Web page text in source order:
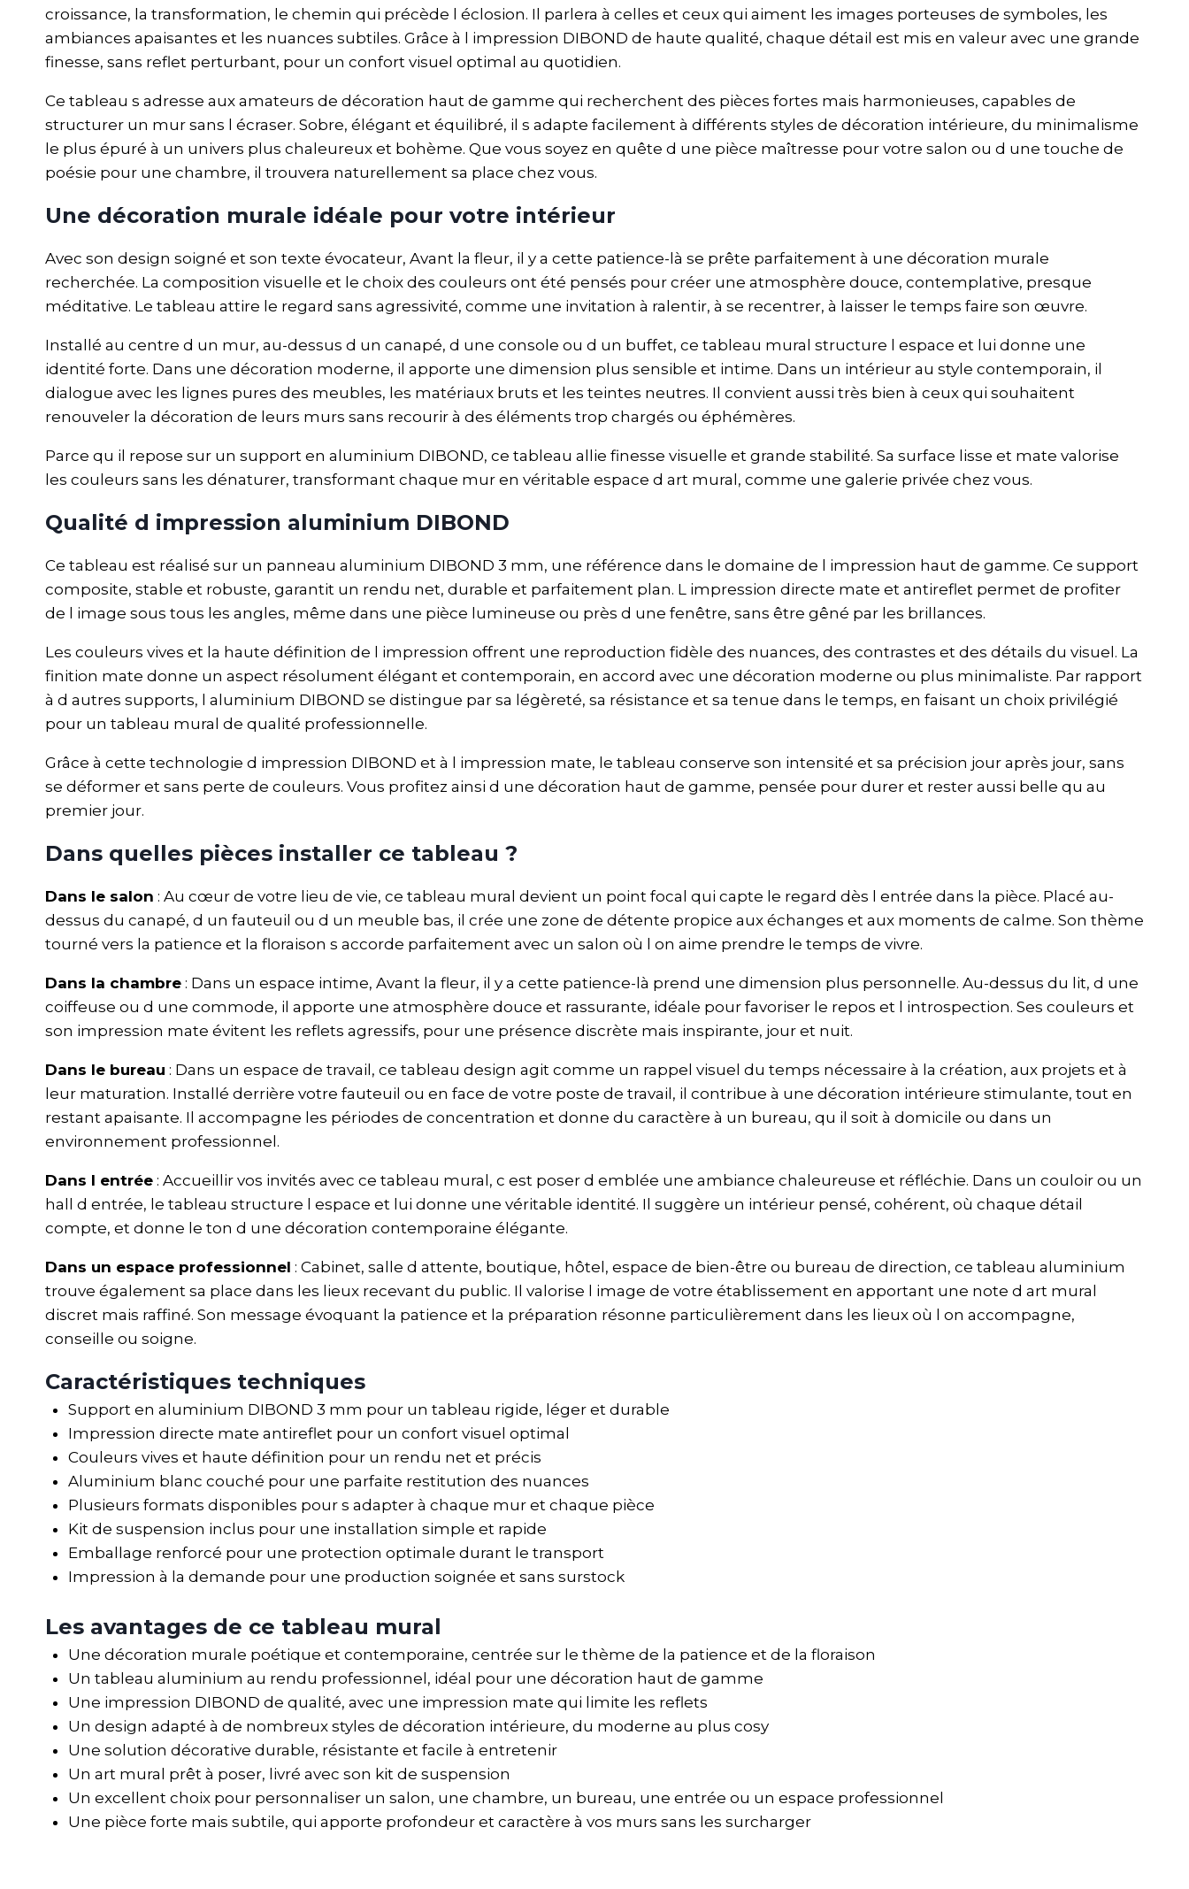
croissance, la transformation, le chemin qui précède l éclosion. Il parlera à celles et ceux qui aiment les images porteuses de symboles, les
ambiances apaisantes et les nuances subtiles. Grâce à l impression DIBOND de haute qualité, chaque détail est mis en valeur avec une grande
finesse, sans reflet perturbant, pour un confort visuel optimal au quotidien.
Ce tableau s adresse aux amateurs de décoration haut de gamme qui recherchent des pièces fortes mais harmonieuses, capables de
structurer un mur sans l écraser. Sobre, élégant et équilibré, il s adapte facilement à différents styles de décoration intérieure, du minimalisme
le plus épuré à un univers plus chaleureux et bohème. Que vous soyez en quête d une pièce maîtresse pour votre salon ou d une touche de
poésie pour une chambre, il trouvera naturellement sa place chez vous.
Une décoration murale idéale pour votre intérieur
Avec son design soigné et son texte évocateur, Avant la fleur, il y a cette patience-là se prête parfaitement à une décoration murale
recherchée. La composition visuelle et le choix des couleurs ont été pensés pour créer une atmosphère douce, contemplative, presque
méditative. Le tableau attire le regard sans agressivité, comme une invitation à ralentir, à se recentrer, à laisser le temps faire son œuvre.
Installé au centre d un mur, au-dessus d un canapé, d une console ou d un buffet, ce tableau mural structure l espace et lui donne une
identité forte. Dans une décoration moderne, il apporte une dimension plus sensible et intime. Dans un intérieur au style contemporain, il
dialogue avec les lignes pures des meubles, les matériaux bruts et les teintes neutres. Il convient aussi très bien à ceux qui souhaitent
renouveler la décoration de leurs murs sans recourir à des éléments trop chargés ou éphémères.
Parce qu il repose sur un support en aluminium DIBOND, ce tableau allie finesse visuelle et grande stabilité. Sa surface lisse et mate valorise
les couleurs sans les dénaturer, transformant chaque mur en véritable espace d art mural, comme une galerie privée chez vous.
Qualité d impression aluminium DIBOND
Ce tableau est réalisé sur un panneau aluminium DIBOND 3 mm, une référence dans le domaine de l impression haut de gamme. Ce support
composite, stable et robuste, garantit un rendu net, durable et parfaitement plan. L impression directe mate et antireflet permet de profiter
de l image sous tous les angles, même dans une pièce lumineuse ou près d une fenêtre, sans être gêné par les brillances.
Les couleurs vives et la haute définition de l impression offrent une reproduction fidèle des nuances, des contrastes et des détails du visuel. La
finition mate donne un aspect résolument élégant et contemporain, en accord avec une décoration moderne ou plus minimaliste. Par rapport
à d autres supports, l aluminium DIBOND se distingue par sa légèreté, sa résistance et sa tenue dans le temps, en faisant un choix privilégié
pour un tableau mural de qualité professionnelle.
Grâce à cette technologie d impression DIBOND et à l impression mate, le tableau conserve son intensité et sa précision jour après jour, sans
se déformer et sans perte de couleurs. Vous profitez ainsi d une décoration haut de gamme, pensée pour durer et rester aussi belle qu au
premier jour.
Dans quelles pièces installer ce tableau ?
Dans le salon : Au cœur de votre lieu de vie, ce tableau mural devient un point focal qui capte le regard dès l entrée dans la pièce. Placé au-
dessus du canapé, d un fauteuil ou d un meuble bas, il crée une zone de détente propice aux échanges et aux moments de calme. Son thème
tourné vers la patience et la floraison s accorde parfaitement avec un salon où l on aime prendre le temps de vivre.
Dans la chambre : Dans un espace intime, Avant la fleur, il y a cette patience-là prend une dimension plus personnelle. Au-dessus du lit, d une
coiffeuse ou d une commode, il apporte une atmosphère douce et rassurante, idéale pour favoriser le repos et l introspection. Ses couleurs et
son impression mate évitent les reflets agressifs, pour une présence discrète mais inspirante, jour et nuit.
Dans le bureau : Dans un espace de travail, ce tableau design agit comme un rappel visuel du temps nécessaire à la création, aux projets et à
leur maturation. Installé derrière votre fauteuil ou en face de votre poste de travail, il contribue à une décoration intérieure stimulante, tout en
restant apaisante. Il accompagne les périodes de concentration et donne du caractère à un bureau, qu il soit à domicile ou dans un
environnement professionnel.
Dans l entrée : Accueillir vos invités avec ce tableau mural, c est poser d emblée une ambiance chaleureuse et réfléchie. Dans un couloir ou un
hall d entrée, le tableau structure l espace et lui donne une véritable identité. Il suggère un intérieur pensé, cohérent, où chaque détail
compte, et donne le ton d une décoration contemporaine élégante.
Dans un espace professionnel : Cabinet, salle d attente, boutique, hôtel, espace de bien-être ou bureau de direction, ce tableau aluminium
trouve également sa place dans les lieux recevant du public. Il valorise l image de votre établissement en apportant une note d art mural
discret mais raffiné. Son message évoquant la patience et la préparation résonne particulièrement dans les lieux où l on accompagne,
conseille ou soigne.
Caractéristiques techniques
Support en aluminium DIBOND 3 mm pour un tableau rigide, léger et durable
Impression directe mate antireflet pour un confort visuel optimal
Couleurs vives et haute définition pour un rendu net et précis
Aluminium blanc couché pour une parfaite restitution des nuances
Plusieurs formats disponibles pour s adapter à chaque mur et chaque pièce
Kit de suspension inclus pour une installation simple et rapide
Emballage renforcé pour une protection optimale durant le transport
Impression à la demande pour une production soignée et sans surstock
Les avantages de ce tableau mural
Une décoration murale poétique et contemporaine, centrée sur le thème de la patience et de la floraison
Un tableau aluminium au rendu professionnel, idéal pour une décoration haut de gamme
Une impression DIBOND de qualité, avec une impression mate qui limite les reflets
Un design adapté à de nombreux styles de décoration intérieure, du moderne au plus cosy
Une solution décorative durable, résistante et facile à entretenir
Un art mural prêt à poser, livré avec son kit de suspension
Un excellent choix pour personnaliser un salon, une chambre, un bureau, une entrée ou un espace professionnel
Une pièce forte mais subtile, qui apporte profondeur et caractère à vos murs sans les surcharger